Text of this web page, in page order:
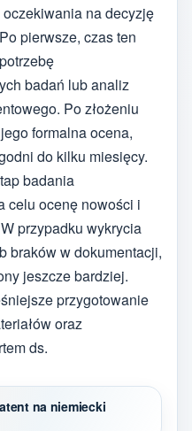
na decyzję
pierwsze, czas ten
badań lub analiz
Po złożeniu
formalna ocena,
do kilku miesięcy.
badania
celu ocenę nowości i
przypadku wykrycia
braków w dokumentacji,
jeszcze bardziej.
przygotowanie
oraz
ds.
na niemiecki